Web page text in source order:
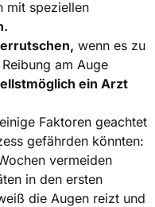
mit speziellen
wenn es zu
am Auge
ein Arzt
Faktoren geachtet
gefährden könnten:
vermeiden
in den ersten
die Augen reizt und